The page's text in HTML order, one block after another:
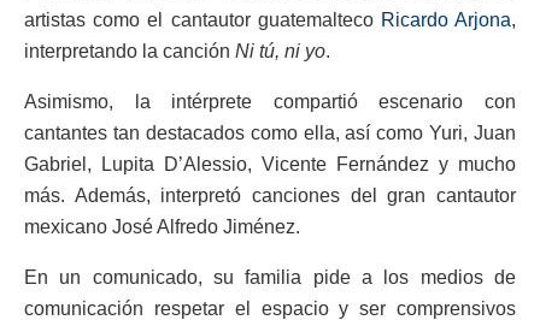
artistas como el cantautor guatemalteco Ricardo Arjona,
interpretando la canción Ni tú, ni yo.
Asimismo, la intérprete compartió escenario con
cantantes tan destacados como ella, así como Yuri, Juan
Gabriel, Lupita D’Alessio, Vicente Fernández y mucho
más. Además, interpretó canciones del gran cantautor
mexicano José Alfredo Jiménez.
En un comunicado, su familia pide a los medios de
comunicación respetar el espacio y ser comprensivos